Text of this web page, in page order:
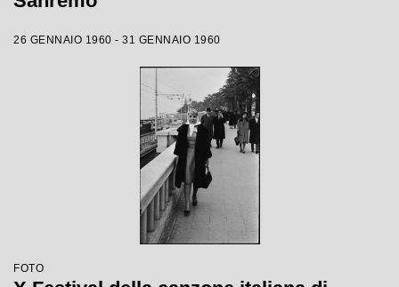
26 GENNAIO 1960 - 31 GENNAIO 1960
FOTO